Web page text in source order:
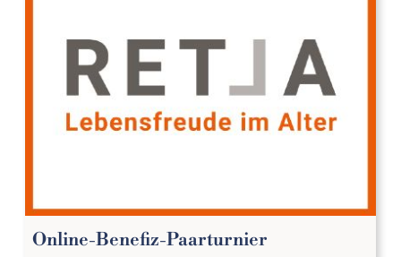
Online-Benefiz-Paarturnier